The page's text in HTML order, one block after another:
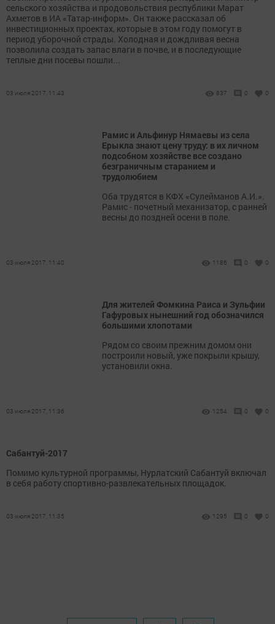
сельского хозяйства и продовольствия республики Марат
Ахметов в ИА «Татар-информ». Он также рассказал об
инвестиционных проектах, которые в этом году помогут в
период уборочной страды. Холодная и дождливая весна
позволила создать запас влаги в почве, и в последующие
теплые дни посевы пошли...
03 июля 2017, 11:43 837 0 0
Рамис и Альфинур Нямаевы из села
Ерыкла знают цену труду: в их личном
подсобном хозяйстве все создано
безграничным старанием и
трудолюбием
Оба трудятся в КФХ «Сулейманов А.И.».
Рамис - почетный механизатор, с ранней
весны до поздней осени в поле.
03 июля 2017, 11:40 1186 0 0
Для жителей Фомкина Раиса и Зульфии
Гафуровых нынешний год обозначился
большими хлопотами
Рядом со своим прежним домом они
построили новый, уже покрыли крышу,
установили окна.
03 июля 2017, 11:36 1254 0 0
Сабантуй-2017
Помимо культурной программы, Нурлатский Сабантуй включал
в себя работу спортивно-развлекательных площадок.
03 июля 2017, 11:35 1295 0 0